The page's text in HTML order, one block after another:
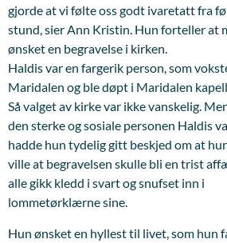
gjorde at vi følte oss godt ivaretatt fra
stund, sier Ann Kristin. Hun forteller at
ønsket en begravelse i kirken.
Haldis var en fargerik person, som
Maridalen og ble døpt i Maridalen
Så valget av kirke var ikke vanskelig.
den sterke og sosiale personen Haldis
hadde hun tydelig gitt beskjed om at
ville at begravelsen skulle bli en trist
alle gikk kledd i svart og snufset inn i
lommetørklærne sine.
Hun ønsket en hyllest til livet, som hun